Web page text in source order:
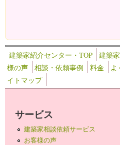
建築家紹介センター・TOP 建築
様の声
相談・依頼事例 料金 よ
イトマップ
サービス
建築家相談依頼サービス
お客様の声